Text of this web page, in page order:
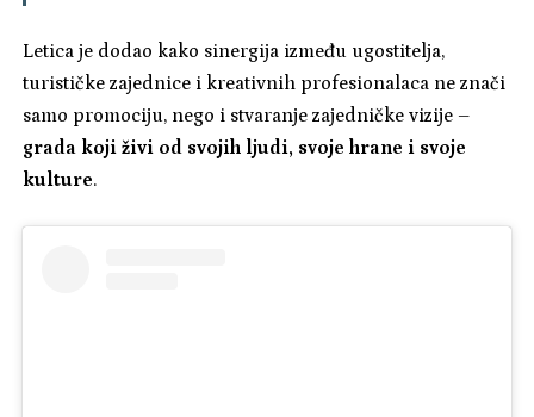
Letica je dodao kako sinergija između ugostitelja,
turističke zajednice i kreativnih profesionalaca ne znači
samo promociju, nego i stvaranje zajedničke vizije –
grada koji živi od svojih ljudi, svoje hrane i svoje
kulture.